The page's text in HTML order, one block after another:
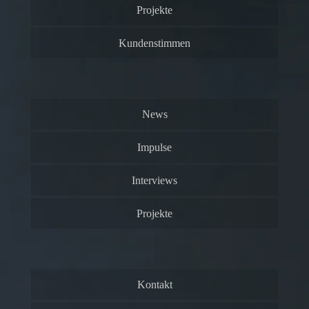
Projekte
Kundenstimmen
News
Impulse
Interviews
Projekte
Kontakt